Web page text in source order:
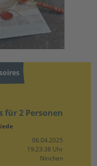
für 2 Personen
06.04.2025
19:23:38 Uhr
Ninchen